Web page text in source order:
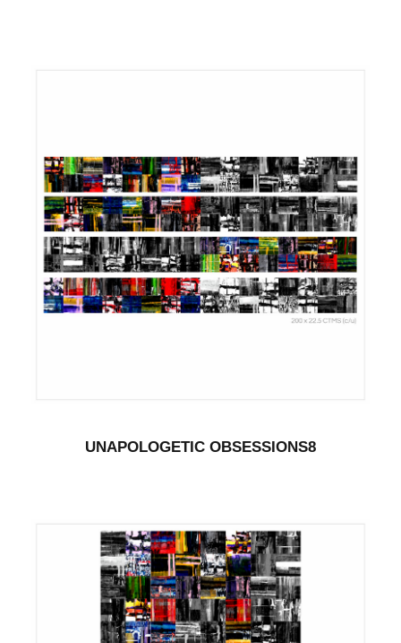
UNAPOLOGETIC OBSESSIONS8